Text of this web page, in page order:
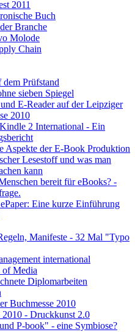
2011
Buch
Branche
Molode
Chain
Prüfstand
sieben Spiegel
E-Reader auf der Leipziger
2010
2 International - Ein
Aspekte der E-Book Produktion
Lesestoff und was man
kann
bereit für eBooks? -
Eine kurze Einführung
Manifeste - 32 Mal "Typo
international
of Media
Diplomarbeiten
Buchmesse 2010
2010 - Druckkunst 2.0
P-book" - eine Symbiose?